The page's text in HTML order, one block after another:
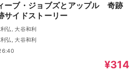
ーブ・ジョブズとアップル 奇跡
サイドストーリー
弘, 大谷和利
弘, 大谷和利
¥314